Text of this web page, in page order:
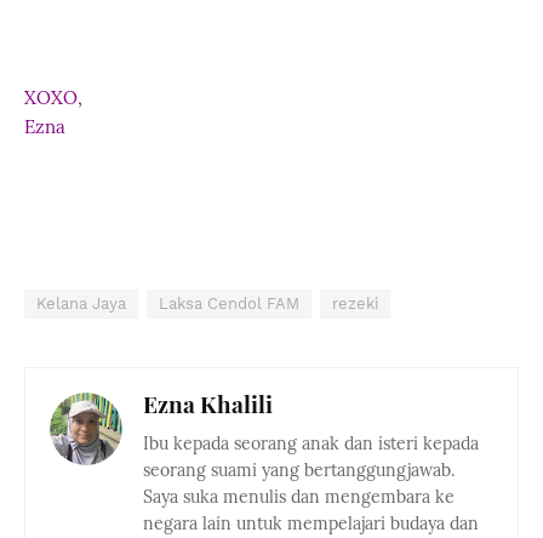
XOXO,
Ezna
Kelana Jaya Laksa Cendol FAM rezeki
Ezna Khalili
Ibu kepada seorang anak dan isteri kepada
seorang suami yang bertanggungjawab.
Saya suka menulis dan mengembara ke
negara lain untuk mempelajari budaya dan